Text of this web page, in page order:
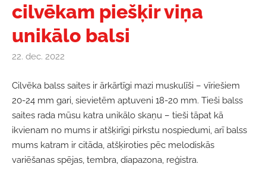
cilvēkam piešķir viņa
unikālo balsi
22. dec. 2022
Cilvēka balss saites ir ārkārtīgi mazi muskulīši – vīriešiem
20-24 mm gari, sievietēm aptuveni 18-20 mm. Tieši balss
saites rada mūsu katra unikālo skaņu – tieši tāpat kā
ikvienam no mums ir atšķirīgi pirkstu nospiedumi, arī balss
mums katram ir citāda, atšķiroties pēc melodiskās
variēšanas spējas, tembra, diapazona, reģistra.